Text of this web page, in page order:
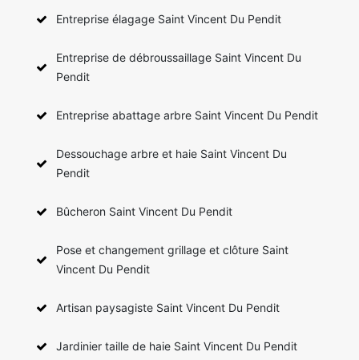
Entreprise élagage Saint Vincent Du Pendit
Entreprise de débroussaillage Saint Vincent Du
Pendit
Entreprise abattage arbre Saint Vincent Du Pendit
Dessouchage arbre et haie Saint Vincent Du
Pendit
Bûcheron Saint Vincent Du Pendit
Pose et changement grillage et clôture Saint
Vincent Du Pendit
Artisan paysagiste Saint Vincent Du Pendit
Jardinier taille de haie Saint Vincent Du Pendit